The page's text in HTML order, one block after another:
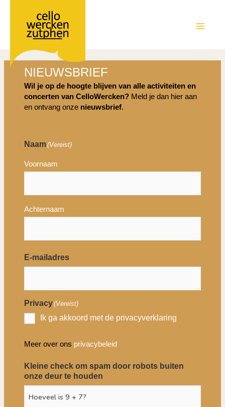
NIEUWSBRIEF
Wil je op de hoogte blijven van alle activiteiten en
concerten van CelloWercken? Meld je dan hier aan
en ontvang onze nieuwsbrief.
Naam(Vereist)
Voornaam
Achternaam
E-mailadres
Privacy(Vereist)
Ik ga akkoord met de privacyverklaring
Meer over ons privacybeleid
Kleine check om spam door robots buiten
onze deur te houden